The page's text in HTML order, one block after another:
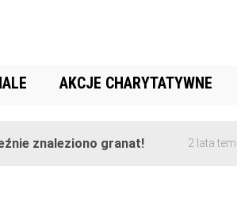
AKCJE CHARYTATYWNE
znaleziono granat! 2 lata temu